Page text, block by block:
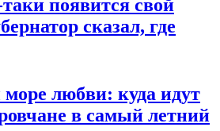
появится свой
сказал, где
любви: куда идут
в самый летний